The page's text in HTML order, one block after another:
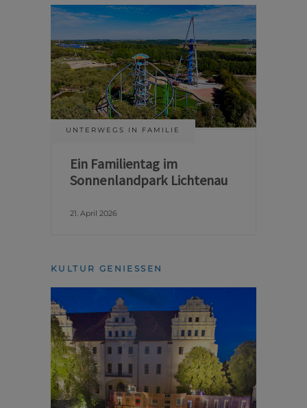
UNTERWEGS IN FAMILIE
Ein Familientag im
Sonnenlandpark Lichtenau
21. April 2026
KULTUR GENIESSEN